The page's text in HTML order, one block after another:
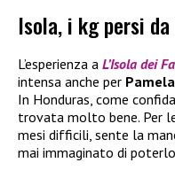
Isola, i kg persi
L’esperienza a L’Isola dei
intensa anche per
In Honduras, come
trovata molto bene. Per
mesi difficili, sente la
mai immaginato di